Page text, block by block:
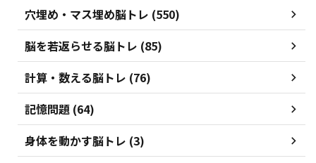
穴埋め・マス埋め脳トレ (550)
脳を若返らせる脳トレ (85)
計算・数える脳トレ (76)
記憶問題 (64)
身体を動かす脳トレ (3)